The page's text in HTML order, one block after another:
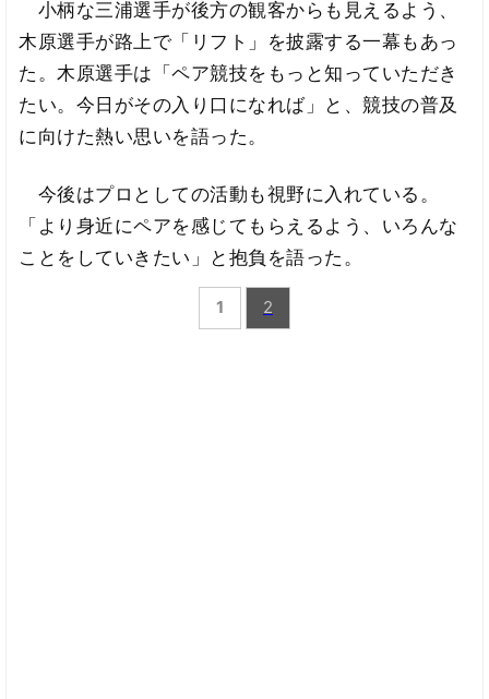
小柄な三浦選手が後方の観客からも見えるよう、
木原選手が路上で「リフト」を披露する一幕もあっ
た。木原選手は「ペア競技をもっと知っていただき
たい。今日がその入り口になれば」と、競技の普及
に向けた熱い思いを語った。
今後はプロとしての活動も視野に入れている。
「より身近にペアを感じてもらえるよう、いろんな
ことをしていきたい」と抱負を語った。
1 2